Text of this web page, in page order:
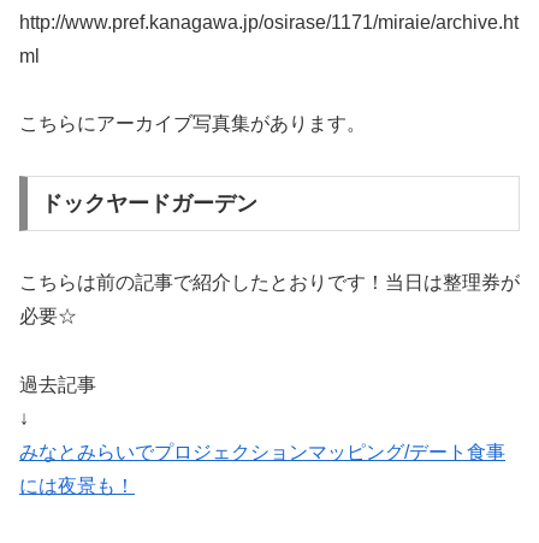
http://www.pref.kanagawa.jp/osirase/1171/miraie/archive.ht
ml
こちらにアーカイブ写真集があります。
ドックヤードガーデン
こちらは前の記事で紹介したとおりです！当日は整理券が
必要☆
過去記事
↓
みなとみらいでプロジェクションマッピング/デート食事
には夜景も！